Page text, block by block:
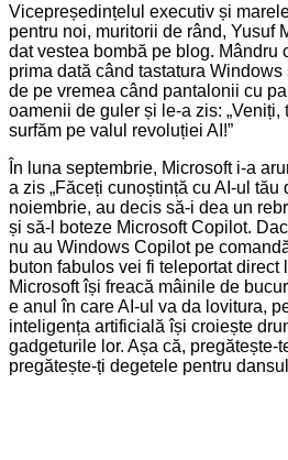
Vicepreședințelul executiv și
pentru noi, muritorii de rând, Yusuf
dat vestea bombă pe blog. Mândru
prima dată când tastatura
de pe vremea când pantalonii cu
oamenii de guler și le-a zis: „Veniți,
surfăm pe valul revoluției AI!”
În luna septembrie, Microsoft i-a
a zis „Făceți cunoștință cu AI-ul tău
noiembrie, au decis să-i dea un
și să-l boteze Microsoft Copilot.
nu au Windows Copilot pe
buton fabulos vei fi teleportat direct
Microsoft își freacă mâinile de
e anul în care AI-ul va da lovitura,
inteligența artificială își croiește
gadgeturile lor. Așa că, pregătește-
pregătește-ți degetele pentru